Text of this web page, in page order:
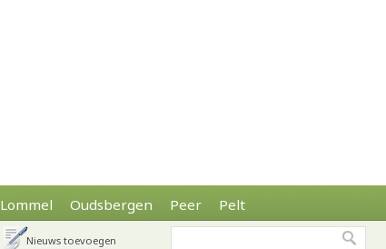
Lommel Oudsbergen Peer Pelt
Nieuws toevoegen